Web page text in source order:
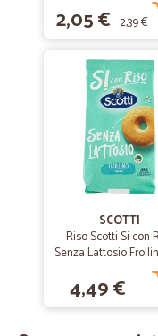
—Carla
Spedizione veloce
Spedizione veloce, tutto
—
Perfetti, in 2 giorni
e confezione. Bravi
2,05 € 2,39 €
SCOTTI
Riso Scotti Si con
Senza Lattosio
4,49 €